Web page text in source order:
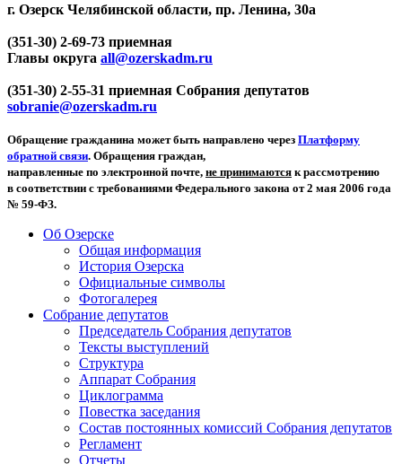
г. Озерск Челябинской области, пр. Ленина, 30а
(351-30) 2-69-73 приемная
Главы округа all@ozerskadm.ru
(351-30) 2-55-31 приемная Собрания депутатов
sobranie@ozerskadm.ru
Обращение гражданина может быть направлено через Платформу
обратной связи. Обращения граждан,
направленные по электронной почте, не принимаются к рассмотрению
в соответствии с требованиями Федерального закона от 2 мая 2006 года
№ 59-ФЗ.
Об Озерске
Общая информация
История Озерска
Официальные символы
Фотогалерея
Собрание депутатов
Председатель Собрания депутатов
Тексты выступлений
Структура
Аппарат Собрания
Циклограмма
Повестка заседания
Состав постоянных комиссий Собрания депутатов
Регламент
Отчеты